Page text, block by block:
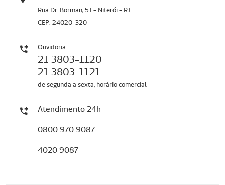
Rua Dr. Borman, 51 - Niterói - RJ
CEP: 24020-320
Ouvidoria
21 3803-1120
21 3803-1121
de segunda a sexta, horário comercial
Atendimento 24h
0800 970 9087
4020 9087